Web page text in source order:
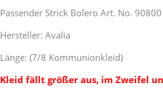
Passender Strick Bolero Art. No. 90800
Hersteller: Avalia
Länge: (7/8 Kommunionkleid)
Kleid fällt größer aus, im Zweifel